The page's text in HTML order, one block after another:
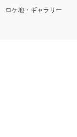
ロケ地・ギャラリー